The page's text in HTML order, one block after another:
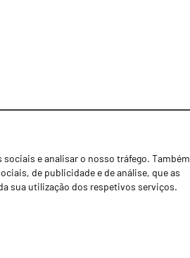
e analisar o nosso tráfego. Também
de publicidade e de análise, que as
sua utilização dos respetivos serviços.